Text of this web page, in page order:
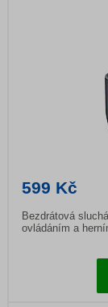
599 Kč
Bezdrátová
ovládáním a